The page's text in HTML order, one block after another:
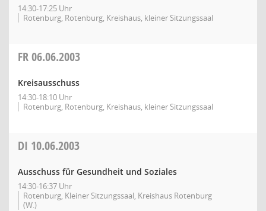
14:30-17:25 Uhr
Rotenburg, Rotenburg, Kreishaus, kleiner Sitzungssaal
FR06.06.2003
Kreisausschuss
14:30-18:10 Uhr
Rotenburg, Rotenburg, Kreishaus, kleiner Sitzungssaal
DI 10.06.2003
Ausschuss für Gesundheit und Soziales
14:30-16:37 Uhr
Rotenburg, Kleiner Sitzungssaal, Kreishaus Rotenburg
(W.)